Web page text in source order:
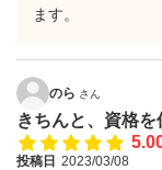
ます。
のら さん
きちんと、資格を
投稿日 2023/03/08